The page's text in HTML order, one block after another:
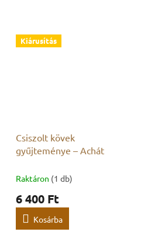
Kiárusítás
Csiszolt kövek
gyűjteménye – Achát
Raktáron (1 db)
6 400 Ft
Kosárba